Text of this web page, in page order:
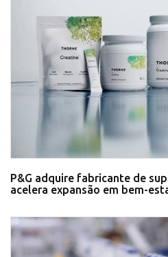
P&G adquire fabricante de
acelera expansão em bem-